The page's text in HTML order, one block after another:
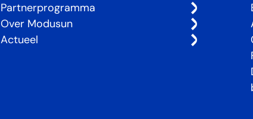
Partnerprogramma
Over Modusun
Actueel